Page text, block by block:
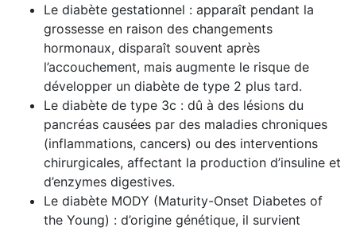
Le diabète gestationnel : apparaît pendant la
grossesse en raison des changements
hormonaux, disparaît souvent après
l’accouchement, mais augmente le risque de
développer un diabète de type 2 plus tard.
Le diabète de type 3c : dû à des lésions du
pancréas causées par des maladies chroniques
(inflammations, cancers) ou des interventions
chirurgicales, affectant la production d’insuline et
d’enzymes digestives.
Le diabète MODY (Maturity-Onset Diabetes of
the Young) : d’origine génétique, il survient